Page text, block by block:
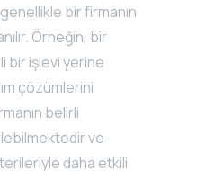
bir firmanın
Örneğin, bir
bir işlevi yerine
çözümlerini
belirli
ve
daha etkili